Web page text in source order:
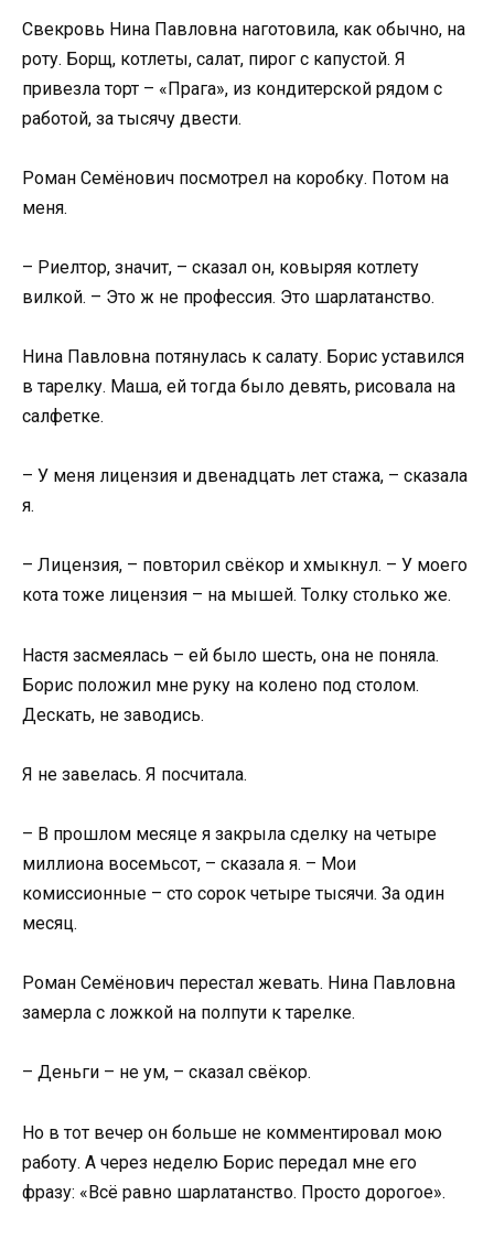
Свекровь Нина Павловна наготовила, как обычно, на
роту. Борщ, котлеты, салат, пирог с капустой. Я
привезла торт – «Прага», из кондитерской рядом с
работой, за тысячу двести.
Роман Семёнович посмотрел на коробку. Потом на
меня.
– Риелтор, значит, – сказал он, ковыряя котлету
вилкой. – Это ж не профессия. Это шарлатанство.
Нина Павловна потянулась к салату. Борис уставился
в тарелку. Маша, ей тогда было девять, рисовала на
салфетке.
– У меня лицензия и двенадцать лет стажа, – сказала
я.
– Лицензия, – повторил свёкор и хмыкнул. – У моего
кота тоже лицензия – на мышей. Толку столько же.
Настя засмеялась – ей было шесть, она не поняла.
Борис положил мне руку на колено под столом.
Дескать, не заводись.
Я не завелась. Я посчитала.
– В прошлом месяце я закрыла сделку на четыре
миллиона восемьсот, – сказала я. – Мои
комиссионные – сто сорок четыре тысячи. За один
месяц.
Роман Семёнович перестал жевать. Нина Павловна
замерла с ложкой на полпути к тарелке.
– Деньги – не ум, – сказал свёкор.
Но в тот вечер он больше не комментировал мою
работу. А через неделю Борис передал мне его
фразу: «Всё равно шарлатанство. Просто дорогое».